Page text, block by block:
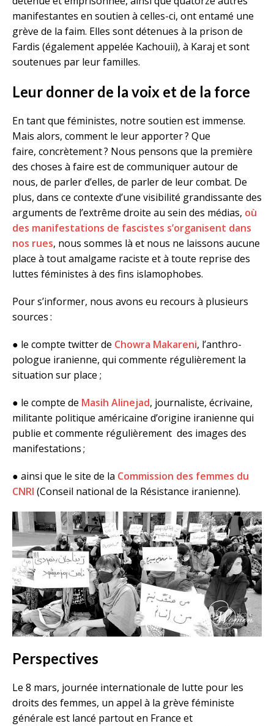
manifestantes en soutien à celles-ci, ont entamé une
grève de la faim. Elles sont détenues à la prison de
Fardis (également appelée Kachouii), à Karaj et sont
soutenues par leur familles.
Leur donner de la voix et de la force
En tant que féministes, notre soutien est immense.
Mais alors, comment le leur apporter ? Que
faire, concrètement ? Nous pensons que la première
des choses à faire est de communiquer autour de
nous, de parler d’elles, de parler de leur combat. De
plus, dans ce contexte d’une visibilité grandissante des
arguments de l’extrême droite au sein des médias, où
des manifestations de fascistes s’organisent dans
nos rues, nous sommes là et nous ne laissons aucune
place à tout amalgame raciste et à toute reprise des
luttes féministes à des fins islamophobes.
Pour s’informer, nous avons eu recours à plusieurs
sources :
● le compte twitter de Chowra Makareni, l’anthro­
pologue iranienne, qui commente régulièrement la
situation sur place ;
● le compte de Masih Alinejad, journaliste, écrivaine,
militante politique américaine d’origine iranienne qui
publie et commente régulièrement des images des
manifestations ;
● ainsi que le site de la Commission des femmes du
CNRI (Conseil national de la Résistance iranienne).
Perspectives
Le 8 mars, journée internationale de lutte pour les
droits des femmes, un appel à la grève féministe
générale est lancé partout en France et